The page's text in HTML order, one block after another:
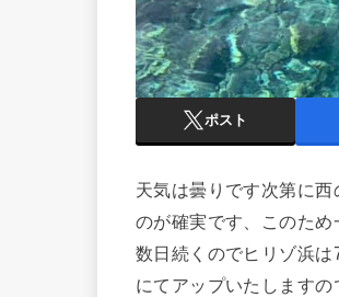
ポスト
天気は曇りです次第に
のが確実です、このた
数日続くのでヒリゾ浜
にてアップいたします